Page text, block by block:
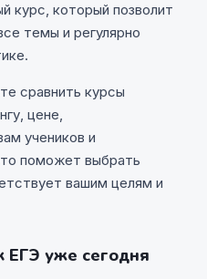
курс, который позволит
темы и регулярно
сравнить курсы
цене,
учеников и
поможет выбрать
вашим целям и
ЕГЭ уже сегодня